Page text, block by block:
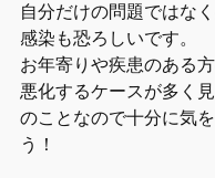
自分だけの問題ではな
感染も恐ろしいです。
お年寄りや疾患のある
悪化するケースが多く
のことなので十分に気
う！